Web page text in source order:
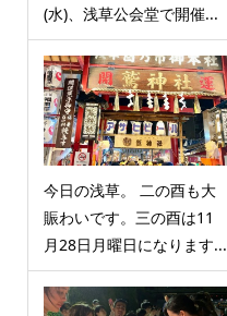
(水)、浅草公会堂で開催...
今日の浅草。 二の酉も大
賑わいです。三の酉は11
月28日月曜日になります...